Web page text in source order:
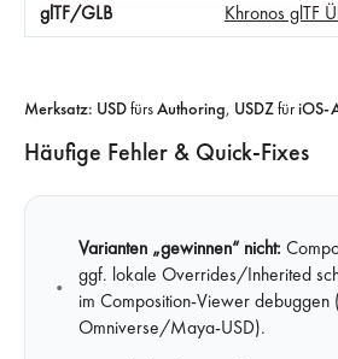
Khronos glTF
Merksatz: USDfürsAuthoring, USDZfüriOS-
Häufige Fehler & Quick-Fixes
Varianten „gewinnen“ nicht:
ggf. lokale Overrides/Inherited
im Composition-Viewer debuggen
Omniverse/Maya-USD).